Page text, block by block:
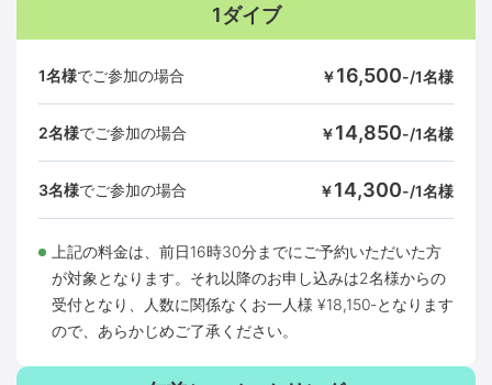
1ダイブ
1名様でご参加の場合 ￥16,500-/1名様
2名様でご参加の場合 ￥14,850-/1名様
3名様でご参加の場合 ￥14,300-/1名様
上記の料⾦は、前⽇16時30分までにご予約いただいた⽅
が対象となります。それ以降のお申し込みは2名様からの
受付となり、⼈数に関係なくお⼀⼈様 ¥18,150‐となります
ので、あらかじめご了承ください。